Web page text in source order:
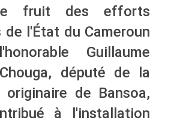
fruit des efforts
de l'État du Cameroun
Guillaume
député de la
de Bansoa,
à l'installation